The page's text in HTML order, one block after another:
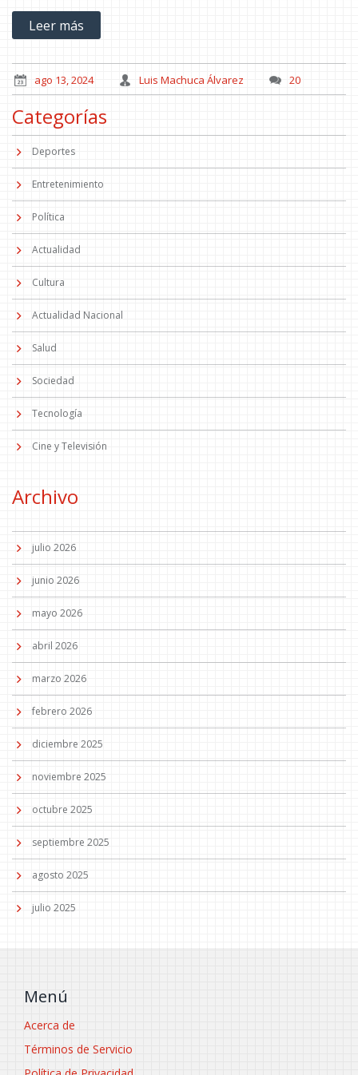
preparación de pretemporada del Barcelona.
Leer más
ago 13, 2024 Luis Machuca Álvarez 20
Categorías
Deportes
Entretenimiento
Política
Actualidad
Cultura
Actualidad Nacional
Salud
Sociedad
Tecnología
Cine y Televisión
Archivo
julio 2026
junio 2026
mayo 2026
abril 2026
marzo 2026
febrero 2026
diciembre 2025
noviembre 2025
octubre 2025
septiembre 2025
agosto 2025
julio 2025
Menú
Acerca de
Términos de Servicio